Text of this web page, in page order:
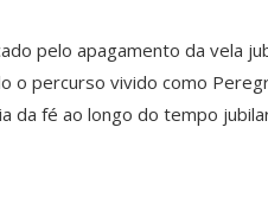
pelo apagamento da vela
percurso vivido como
da fé ao longo do tempo